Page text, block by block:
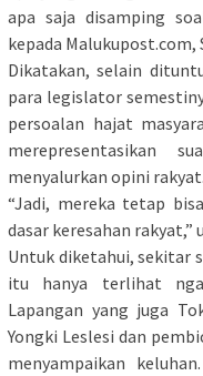
apa saja disamping
kepada Malukupost.com,
Dikatakan, selain
para legislator
persoalan hajat
merepresentasikan
menyalurkan opini rakyat.
“Jadi, mereka tetap
dasar keresahan rakyat,”
Untuk diketahui, sekitar
itu hanya terlihat
Lapangan yang juga
Yongki Leslesi dan
menyampaikan